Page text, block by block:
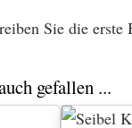
Sie die erste
gefallen ...